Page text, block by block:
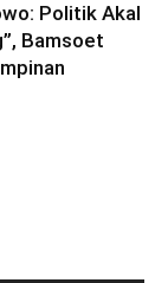
Politik Akal
Bamsoet